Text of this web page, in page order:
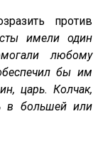
против
имели один
любому
бы им
царь. Колчак,
в большей или